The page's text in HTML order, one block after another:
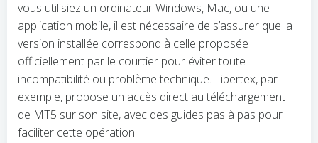
vous utilisiez un ordinateur Windows, Mac, ou une
application mobile, il est nécessaire de s’assurer que la
version installée correspond à celle proposée
officiellement par le courtier pour éviter toute
incompatibilité ou problème technique. Libertex, par
exemple, propose un accès direct au téléchargement
de MT5 sur son site, avec des guides pas à pas pour
faciliter cette opération.